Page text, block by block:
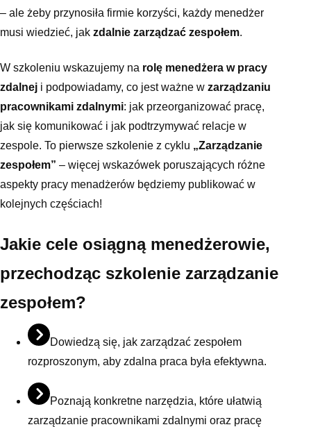
– ale żeby przynosiła firmie korzyści, każdy menedżer
musi wiedzieć, jak zdalnie zarządzać zespołem.
W szkoleniu wskazujemy na rolę menedżera w pracy
zdalnej i podpowiadamy, co jest ważne w zarządzaniu
pracownikami zdalnymi: jak przeorganizować pracę,
jak się komunikować i jak podtrzymywać relacje w
zespole. To pierwsze szkolenie z cyklu „Zarządzanie
zespołem” – więcej wskazówek poruszających różne
aspekty pracy menadżerów będziemy publikować w
kolejnych częściach!
Jakie cele osiągną menedżerowie,
przechodząc szkolenie zarządzanie
zespołem?
Dowiedzą się, jak zarządzać zespołem
rozproszonym, aby zdalna praca była efektywna.
Poznają konkretne narzędzia, które ułatwią
zarządzanie pracownikami zdalnymi oraz pracę